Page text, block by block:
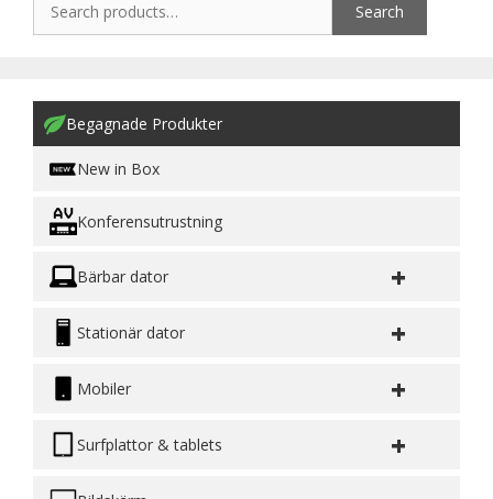
Search
Begagnade Produkter
New in Box
Konferensutrustning
Bärbar dator +
Stationär dator +
Mobiler +
Surfplattor & tablets +